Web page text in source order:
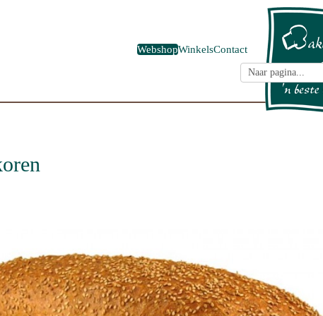
WebshopWinkelsContact